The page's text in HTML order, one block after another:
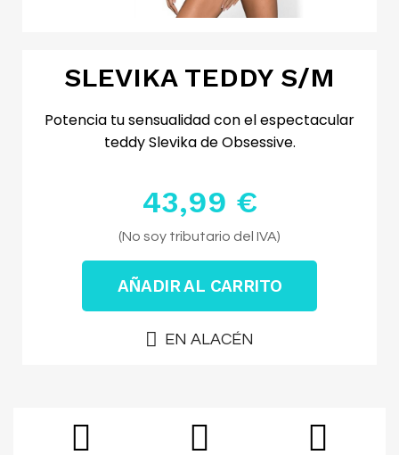
SLEVIKA TEDDY S/M
Potencia tu sensualidad con el espectacular
teddy Slevika de Obsessive.
43,99 €
Impuestos excluidos
(No soy tributario del IVA)
AÑADIR AL CARRITO
EN ALACÉN